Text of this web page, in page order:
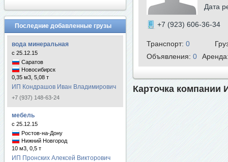
Последние добавленные грузы
вода минеральная
с 25.12.15
Саратов
Новосибирск
0,35 м3, 5,08 т
ИП Кондрашов Иван Владимирович
+7 (937) 148-63-24
мебель
с 25.12.15
Ростов-на-Дону
Нижний Новгород
10 м3, 0,5 т
ИП Пронских Алексей Викторович
Дата
+7 (923) 606-36-34
Транспорт: 0
Объявления: 0
Карточка